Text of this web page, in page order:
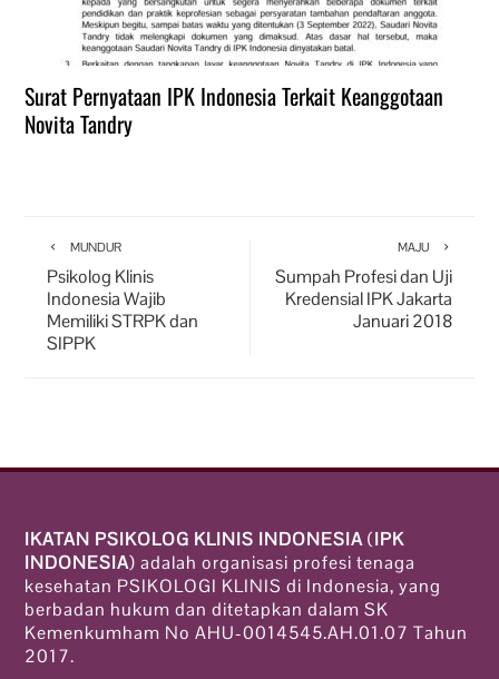
Surat Pernyataan IPK Indonesia Terkait Keanggotaan
Novita Tandry
MUNDUR
Psikolog Klinis
Indonesia Wajib
Memiliki STRPK dan
SIPPK
MAJU
Sumpah Profesi dan Uji
Kredensial IPK Jakarta
Januari 2018
IKATAN PSIKOLOG KLINIS INDONESIA(IPK
INDONESIA) adalah organisasi profesi tenaga
kesehatan PSIKOLOGI KLINIS di Indonesia, yang
berbadan hukum dan ditetapkan dalam SK
Kemenkumham No AHU-0014545.AH.01.07 Tahun
2017.